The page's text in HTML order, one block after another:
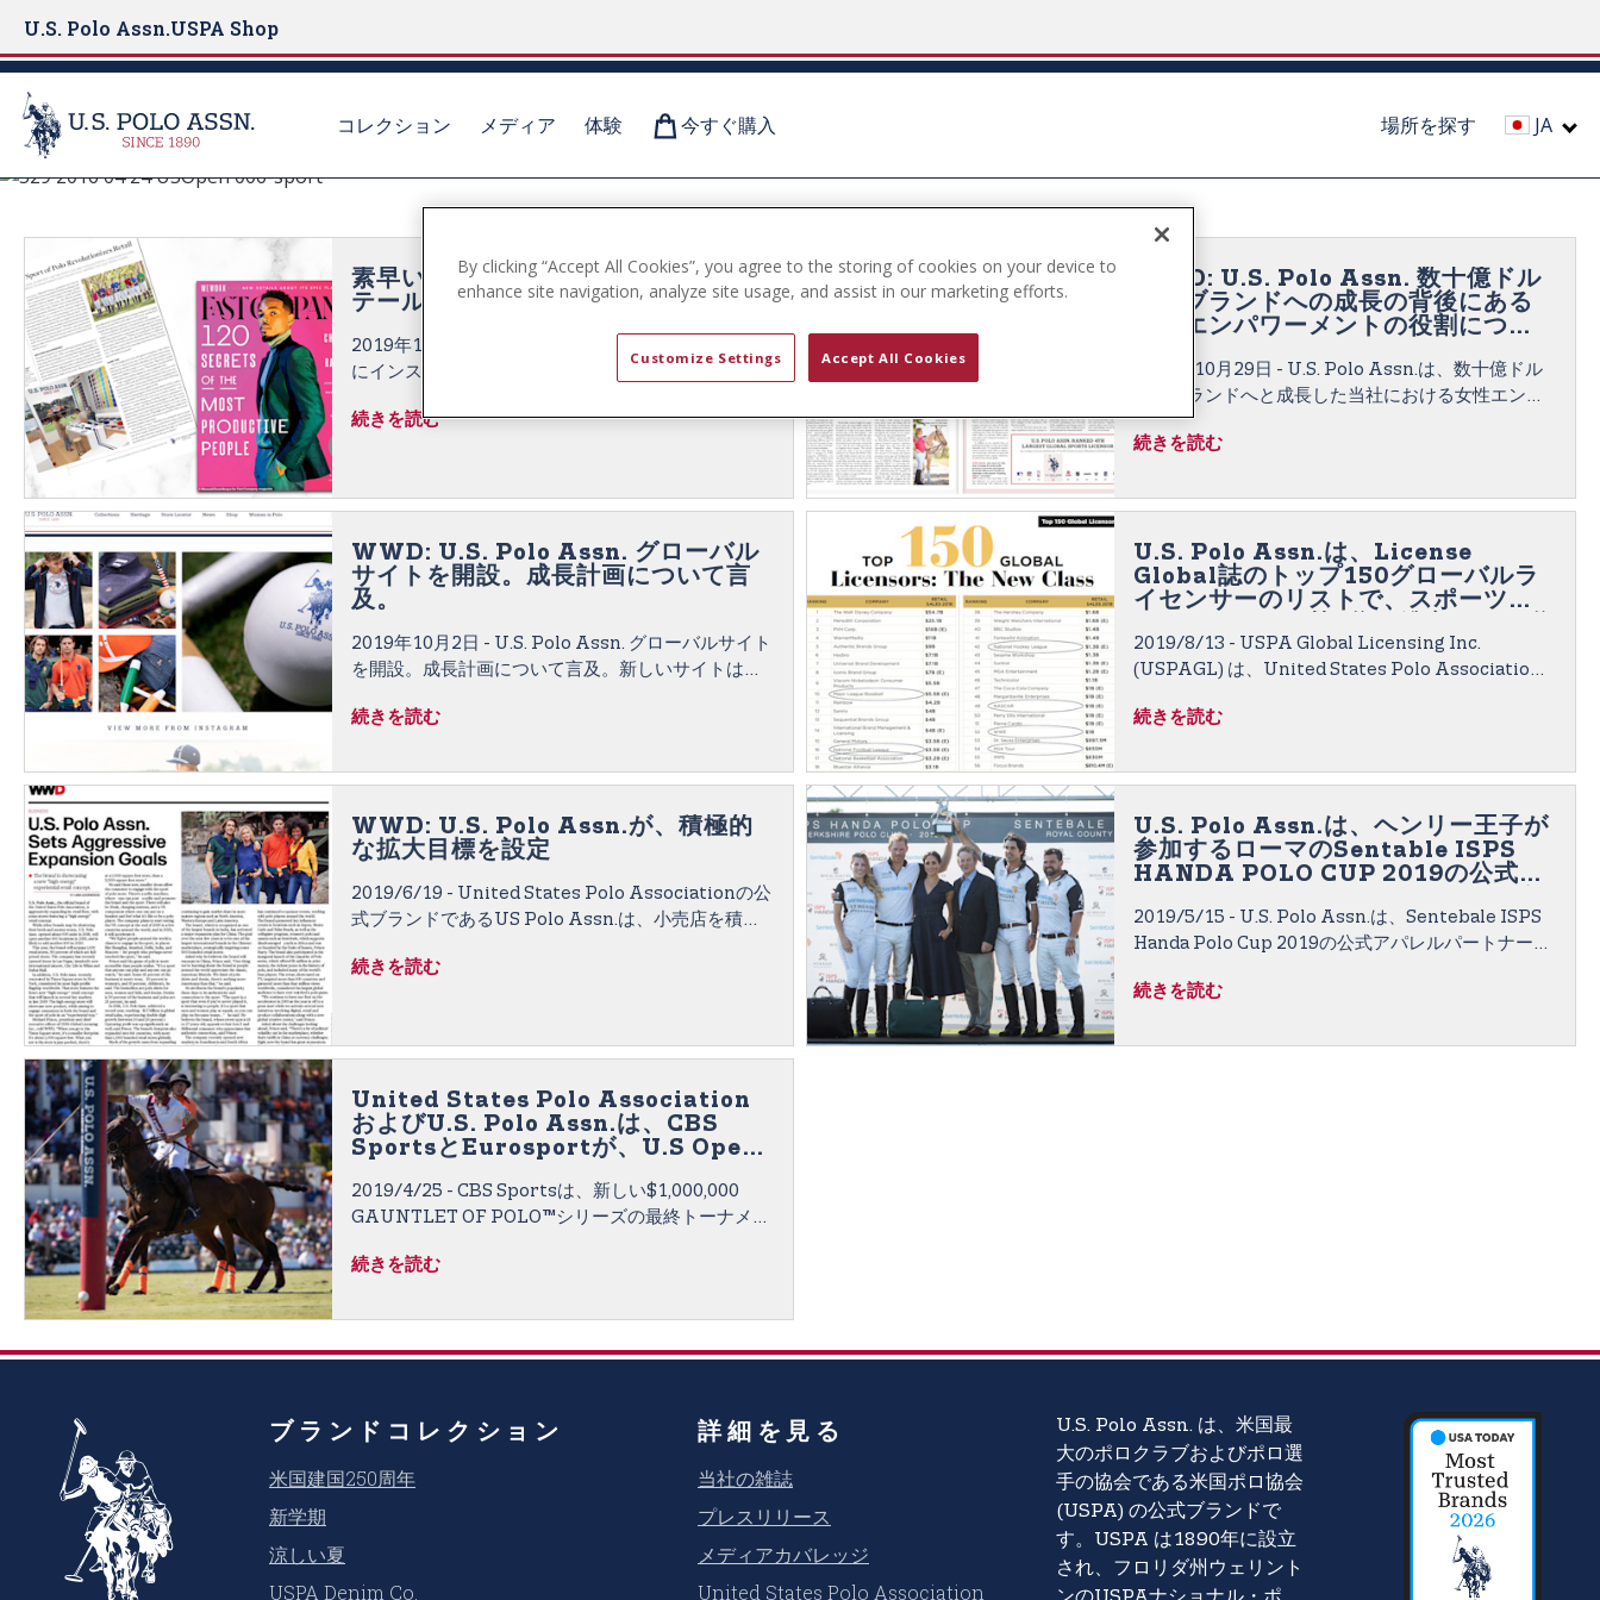
U.S. Polo Assn.USPA Shop
コレクション メディア 体験 今すぐ購入 場所を探す JA
See What's New
NEWS
素早い企業：ポロのスポーツがリ
テール界を革新
2019年12月4日 - U.S. Polo Assn.は、ポロスポーツ
にインスピレーションを得たインタラクティブな新
ポロスポーツの素早く、すさまじいアクションが世
続きを読む
WWD: U.S. Polo Assn. 数十億ドル
規模ブランドへの成長の背後にある
女性エンパワーメントの役割につい
2019年10月29日 - U.S. Polo Assn.は、数十億ドル
規模ブランドへと成長した当社における女性エンパ
ワーメントの役割について語り、なぜポロが「同等
のスポーツ」であるかについて解説します。
続きを読む
WWD: U.S. Polo Assn. グローバル
サイトを開設。成長計画について言
及。
2019年10月2日 - U.S. Polo Assn. グローバルサイト
を開設。成長計画について言及。新しいサイトは今
際的な成長戦略を進めていきます。
続きを読む
U.S. Polo Assn.は、License
Global誌のトップ150グローバルラ
イセンサーのリストで、スポーツラ
のライセンサーとして評価されまし
た
2019/8/13 - USPA Global Licensing Inc.
(USPAGL) は、United States Polo Association
License Global誌の栄誉あるトップ150グローバル
サーとして第4位、総合では第36位のライセンサー
続きを読む
WWD: U.S. Polo Assn.が、積極的
な拡大目標を設定
2019/6/19 - United States Polo Associationの公
式ブランドであるUS Polo Assn.は、小売店を積極
ギー」小売コンセプトを採用しています。
続きを読む
U.S. Polo Assn.は、ヘンリー王子が
参加するローマのSentable ISPS
HANDA POLO CUP 2019の公式ア
ンサーになることを発表
2019/5/15 - U.S. Polo Assn.は、Sentebale ISPS
Handa Polo Cup 2019の公式アパレルパートナーと
フォーマンスジャージを作り、イベントスタッフに
続きを読む
United States Polo Association
およびU.S. Polo Assn.は、CBS
SportsとEurosportが、U.S Open
$1,000,000 Gauntlet of Polo™決
勝を世界2億5千万世帯の視聴者に放
2019/4/25 - CBS Sportsは、新しい$1,000,000
GAUNTLET OF POLO™シリーズの最終トーナメン
送パートナーを3年続けて務めます。United States
ス部門でありUSPAの全国放送局であるUSPA
Global Licensing Inc. (USPAGL)は、世界的に有名
とを 発表しました。U.S. Polo Assn.はUSPAの公式
5,000万世帯を対象に、今回初めてEurosportと
Dsportでも放送されます。ポロスポーツ史上最高の
賞金額となるこのイベントは、多くの視聴者を集め
続きを読む
ブランドコレクション
米国建国250周年
新学期
涼しい夏
USPA Denim Co.
詳細を見る
当社の雑誌
プレスリリース
メディアカバレッジ
United States Polo Association
U.S. Polo Assn. は、米国最
大のポロクラブおよびポロ選
手の協会である米国ポロ協会
(USPA) の公式ブランドで
す。USPA は1890年に設立
され、フロリダ州ウェリント
By clicking “Accept All Cookies”, you agree to the storing of cookies on your device to
enhance site navigation, analyze site usage, and assist in our marketing efforts.
Customize Settings Accept All Cookies